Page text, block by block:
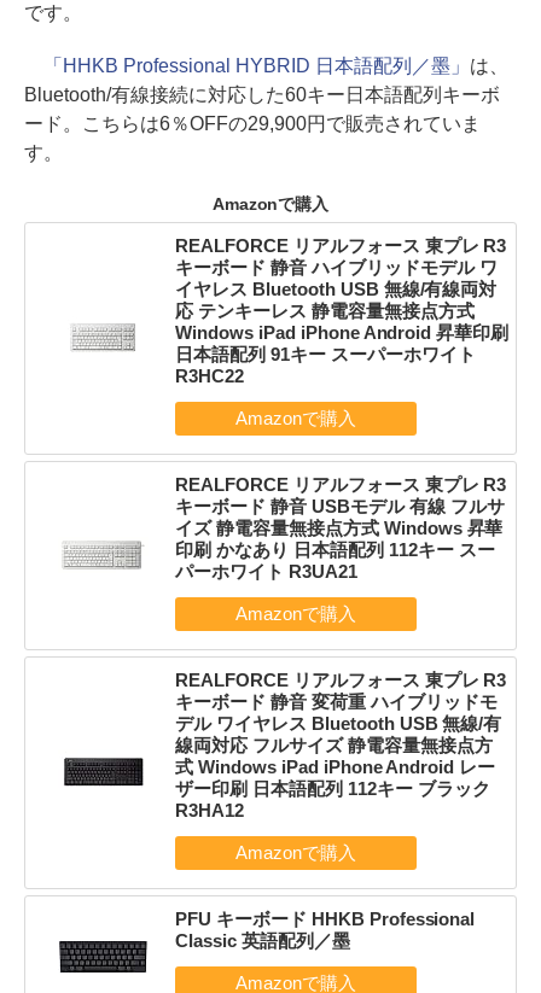
です。
「HHKB Professional HYBRID 日本語配列／墨」 は、
Bluetooth/有線接続に対応した60キー日本語配列キーボ
ード。こちらは6％OFFの29,900円で販売されていま
す。
Amazonで購入
REALFORCE リアルフォース 東プレ R3
キーボード 静音 ハイブリッドモデル ワ
イヤレス Bluetooth USB 無線/有線両対
応 テンキーレス 静電容量無接点方式
Windows iPad iPhone Android 昇華印刷
日本語配列 91キー スーパーホワイト
R3HC22
REALFORCE リアルフォース 東プレ R3
キーボード 静音 USBモデル 有線 フルサ
イズ 静電容量無接点方式 Windows 昇華
印刷 かなあり 日本語配列 112キー スー
パーホワイト R3UA21
REALFORCE リアルフォース 東プレ R3
キーボード 静音 変荷重 ハイブリッドモ
デル ワイヤレス Bluetooth USB 無線/有
線両対応 フルサイズ 静電容量無接点方
式 Windows iPad iPhone Android レー
ザー印刷 日本語配列 112キー ブラック
R3HA12
PFU キーボード HHKB Professional
Classic 英語配列／墨